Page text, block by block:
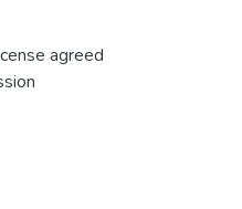
agreed